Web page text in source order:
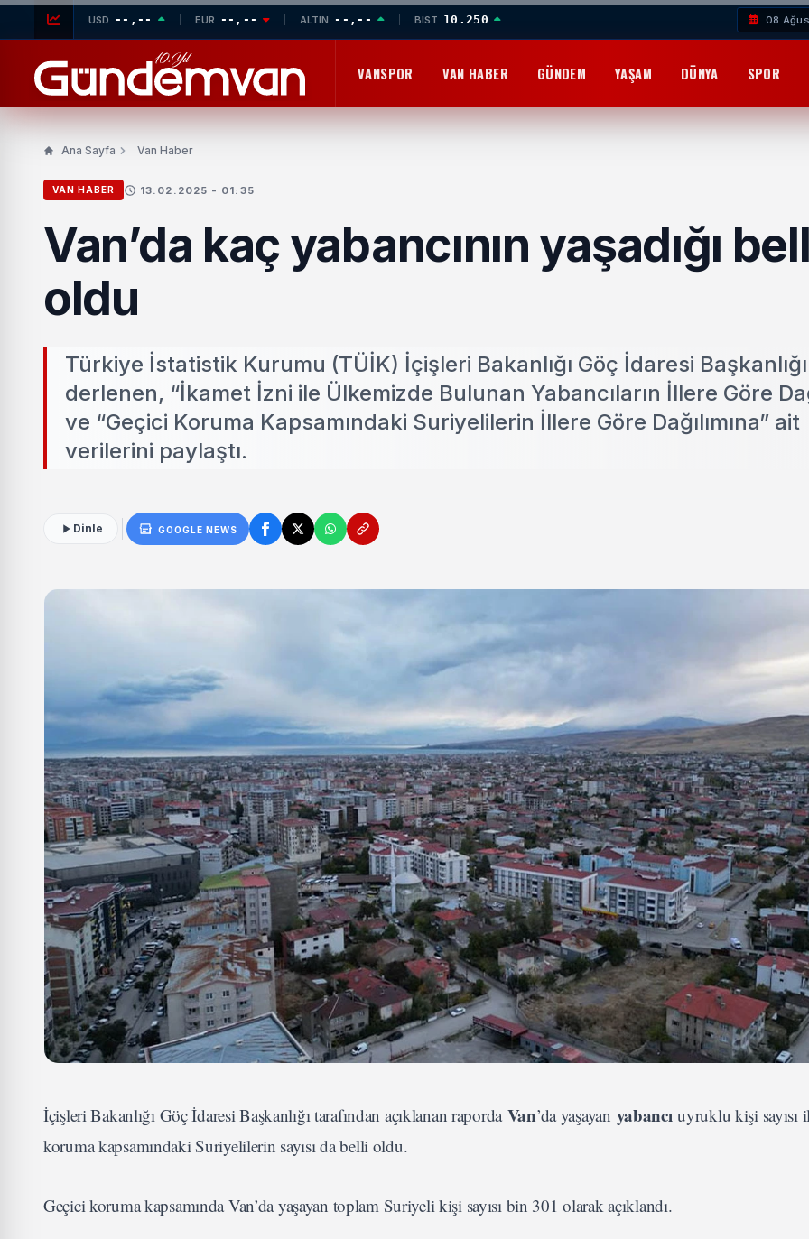
USD --,-- EUR --,-- ALTIN --,-- BIST 10.250 08
VANSPOR VAN HABER GÜNDEM YAŞAM DÜNYA SPOR
Ana Sayfa Van Haber
VAN HABER 13.02.2025 - 01:35
Van’da kaç yabancının yaşadığı
oldu
Türkiye İstatistik Kurumu (TÜİK) İçişleri Bakanlığı Göç İdaresi
derlenen, “İkamet İzni ile Ülkemizde Bulunan Yabancıların İllere Göre
ve “Geçici Koruma Kapsamındaki Suriyelilerin İllere Göre Dağılımına” ait
verilerini paylaştı.
Dinle GOOGLE NEWS
İçişleri Bakanlığı Göç İdaresi Başkanlığı tarafından açıklanan raporda Van’da yaşayan yabancıuyruklu kişi sayısı
koruma kapsamındaki Suriyelilerin sayısı da belli oldu.
Geçici koruma kapsamında Van’da yaşayan toplam Suriyeli kişi sayısı bin 301 olarak açıklandı.